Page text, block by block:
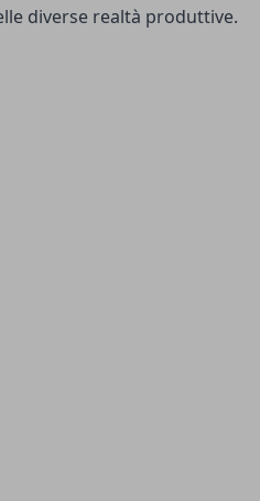
diverse realtà produttive.